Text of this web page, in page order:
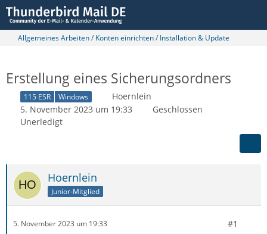
Allgemeines Arbeiten / Konten einrichten / Installation & Update
Erstellung eines Sicherungsordners
115 ESR Windows
Hoernlein
5. November 2023 um 19:33
Geschlossen
Unerledigt
Hoernlein
Junior-Mitglied
5. November 2023 um 19:33 #1